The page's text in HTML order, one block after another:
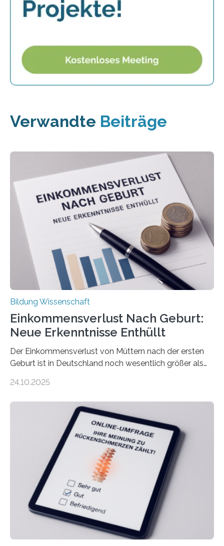
Verwandte Beiträge
Bildung Wissenschaft
Einkommensverlust Nach Geburt:
Neue Erkenntnisse Enthüllt
Der Einkommensverlust von Müttern nach der ersten
Geburt ist in Deutschland noch wesentlich größer als
nach der Geburt durchschnittlich fast 30.000 Euro
langfristigen Auswirkungen auf Karriere und die spätere
Rente. Bisherige Schätzungen lagen bei rund 20.000
Euro und damit etwa 30 Prozent zu niedrig. Zu diesem
Ergebnis kommt eine neue Studie des ZEW Mannheim
mit der Universität Tilburg. „Werden Frauen unter 30
Jahren erstmals…
24.10.2025